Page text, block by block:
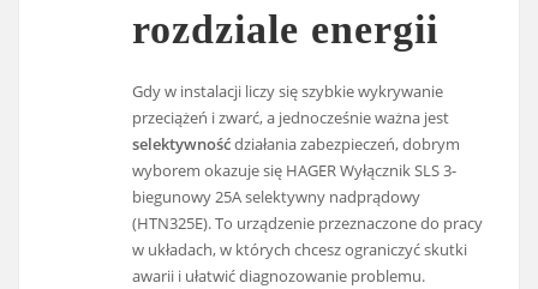
rozdziale energii
Gdy w instalacji liczy się szybkie wykrywanie
przeciążeń i zwarć, a jednocześnie ważna jest
selektywnośćdziałania zabezpieczeń, dobrym
wyborem okazuje się HAGER Wyłącznik SLS 3-
biegunowy 25A selektywny nadprądowy
(HTN325E). To urządzenie przeznaczone do pracy
w układach, w których chcesz ograniczyć skutki
awarii i ułatwić diagnozowanie problemu.